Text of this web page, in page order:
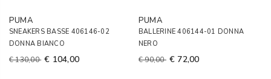
PUMA
SNEAKERS BASSE 406146-02
DONNA BIANCO
€ 130,00 € 104,00
PUMA
BALLERINE 406144-01 DONNA
NERO
€ 90,00 € 72,00